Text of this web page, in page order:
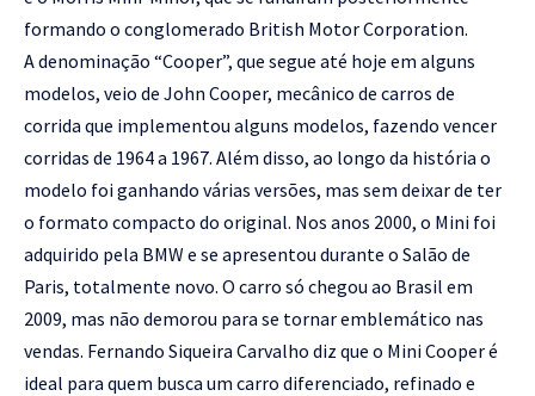
formando o conglomerado British Motor Corporation.
A denominação “Cooper”, que segue até hoje em alguns
modelos, veio de John Cooper, mecânico de carros de
corrida que implementou alguns modelos, fazendo vencer
corridas de 1964 a 1967. Além disso, ao longo da história o
modelo foi ganhando várias versões, mas sem deixar de ter
o formato compacto do original. Nos anos 2000, o Mini foi
adquirido pela BMW e se apresentou durante o Salão de
Paris, totalmente novo. O carro só chegou ao Brasil em
2009, mas não demorou para se tornar emblemático nas
vendas. Fernando Siqueira Carvalho diz que o Mini Cooper é
ideal para quem busca um carro diferenciado, refinado e